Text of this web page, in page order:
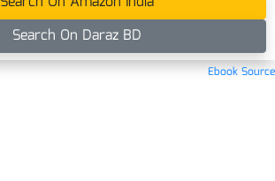
Search On Daraz BD
Ebook Source